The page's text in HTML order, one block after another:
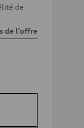
de
de l’offre